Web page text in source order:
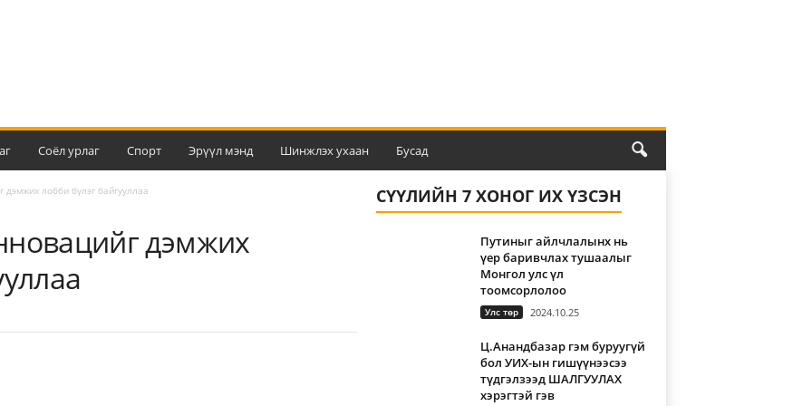
Соёл урлаг Спорт Эрүүл мэнд Шинжлэх ухаан Бусад
лобби бүлэг байгууллаа
дэмжих
СҮҮЛИЙН 7 ХОНОГ ИХ ҮЗСЭН
Путиныг айлчлалынх нь
үер баривчлах тушаалыг
Монгол улс үл
тоомсорлолоо
Улс төр 2024.10.25
Ц.Анандбазар гэм буруугүй
бол УИХ-ын гишүүнээсээ
түдгэлзээд ШАЛГУУЛАХ
хэрэгтэй гэв